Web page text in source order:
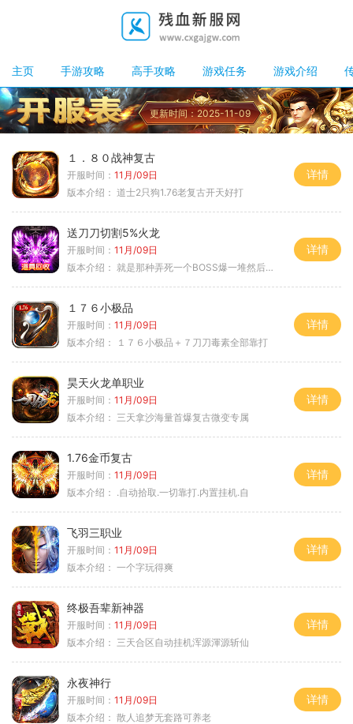
主页 手游攻略 高手攻略 游戏任务 游戏介绍
更新时间：2025-11-09
１．８０战神复古
开服时间： 11月/09日
版本介绍： 道士2只狗1.76老复古开天好打
详情
送刀刀切割5%火龙
开服时间： 11月/09日
版本介绍： 就是那种弄死一个BOSS爆一堆然后就起飞
详情
１７６小极品
开服时间： 11月/09日
版本介绍：
１７６小极品＋７刀刀毒素全部靠打
详情
昊天火龙单职业
开服时间： 11月/09日
版本介绍： 三天拿沙海量首爆复古微变专属
详情
1.76金币复古
开服时间： 11月/09日
版本介绍： .自动拾取.一切靠打.内置挂机.自
详情
飞羽三职业
开服时间： 11月/09日
版本介绍： 一个字玩得爽
详情
终极吾辈新神器
开服时间： 11月/09日
版本介绍： 三天合区自动挂机浑源渾源斩仙
详情
永夜神行
开服时间： 11月/09日
版本介绍： 散人追梦无套路可养老
详情